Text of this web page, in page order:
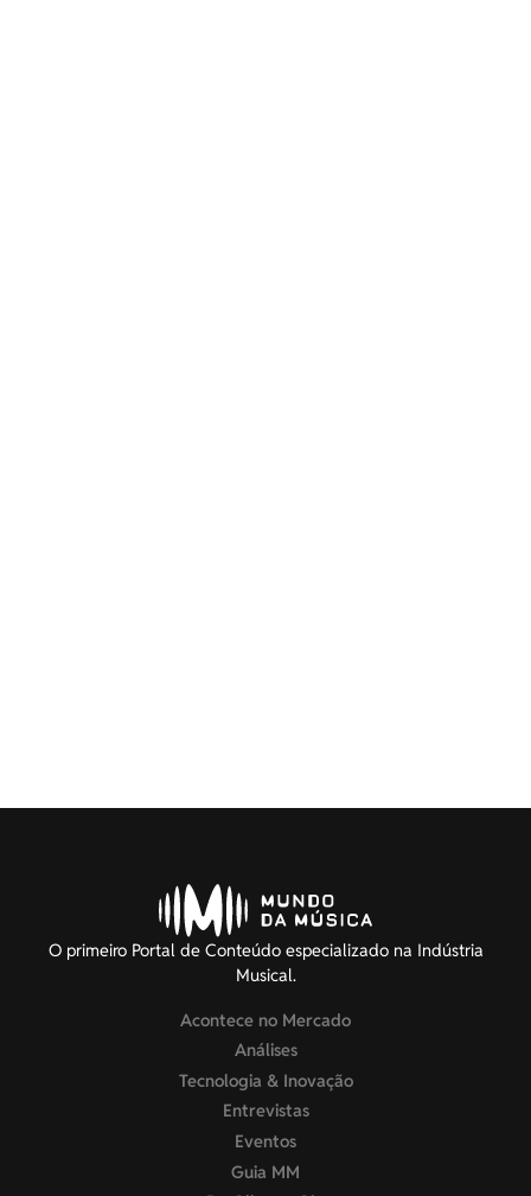
O primeiro Portal de Conteúdo especializado na Indústria
Musical.
Acontece no Mercado
Análises
Tecnologia & Inovação
Entrevistas
Eventos
Guia MM